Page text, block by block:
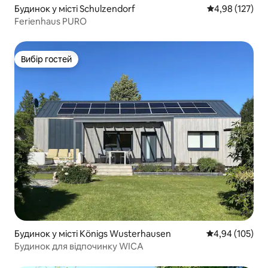
Будинок у місті Schulzendorf Середня
4,98 (127)
Ferienhaus PURO
Вибір гостей
Вибір гостей
Будинок у місті Königs Wusterhausen Середня
4,94 (105)
Будинок для відпочинку WICA